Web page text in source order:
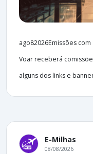
ago82026Emissões
Voar receberá
alguns dos links e
E-Milhas
08/08/2026